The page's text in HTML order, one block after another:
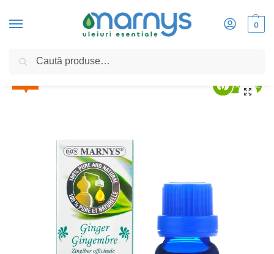
0
Home Ghimbir 15ml, Ulei Esential MARNYS, 100% Natural si Pur, Chemotipat